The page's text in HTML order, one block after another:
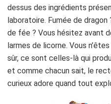
dessus des ingrédients
laboratoire. Fumée de dragon
de fée ? Vous hésitez avant
larmes de licorne. Vous
sûr, ce sont celles-là qui
et comme chacun sait, le
curieux adore quand tout